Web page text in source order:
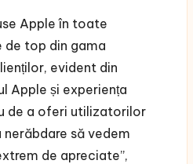
Apple în toate
de top din gama
evident din
Apple și experiența
de a oferi utilizatorilor
să vedem
de apreciate”,